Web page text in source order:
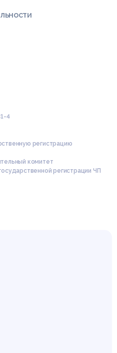
4
регистрацию
комитет
регистрации ЧП